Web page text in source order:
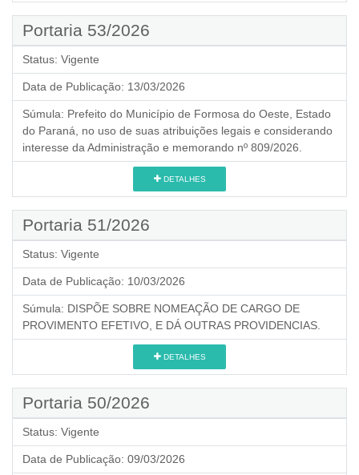
Portaria 53/2026
Status: Vigente
Data de Publicação: 13/03/2026
Súmula: Prefeito do Município de Formosa do Oeste, Estado
do Paraná, no uso de suas atribuições legais e considerando
interesse da Administração e memorando nº 809/2026.
DETALHES
Portaria 51/2026
Status: Vigente
Data de Publicação: 10/03/2026
Súmula: DISPÕE SOBRE NOMEAÇÃO DE CARGO DE
PROVIMENTO EFETIVO, E DÁ OUTRAS PROVIDENCIAS.
DETALHES
Portaria 50/2026
Status: Vigente
Data de Publicação: 09/03/2026